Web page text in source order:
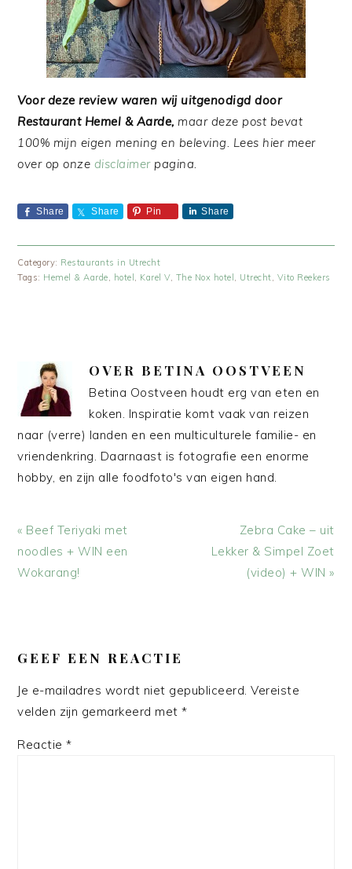
Voor deze review waren wij uitgenodigd door
Restaurant Hemel & Aarde, maar deze post bevat
100% mijn eigen mening en beleving. Lees hier meer
over op onze disclaimerpagina.
Share Share Pin Share
Category: Restaurants in Utrecht
Tags: Hemel & Aarde, hotel , Karel V, The Nox hotel , Utrecht, Vito Reekers
OVER BETINA OOSTVEEN
Betina Oostveen houdt erg van eten en
koken. Inspiratie komt vaak van reizen
naar (verre) landen en een multiculturele familie- en
vriendenkring. Daarnaast is fotografie een enorme
hobby, en zijn alle foodfoto's van eigen hand.
Vorig
bericht:
« Beef Teriyaki met
noodles + WIN een
Wokarang!
Volgend
bericht:
Zebra Cake – uit
Lekker & Simpel Zoet
(video) + WIN »
INTERACTIES
GEEF EEN REACTIE
Je e-mailadres wordt niet gepubliceerd. Vereiste
velden zijn gemarkeerd met*
Reactie*